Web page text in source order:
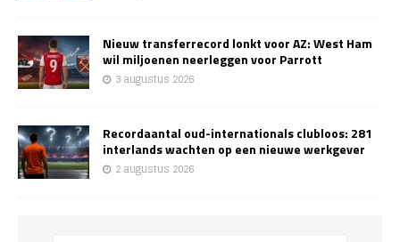
Nieuw transferrecord lonkt voor AZ: West Ham
wil miljoenen neerleggen voor Parrott
3 augustus 2026
Recordaantal oud-internationals clubloos: 281
interlands wachten op een nieuwe werkgever
2 augustus 2026